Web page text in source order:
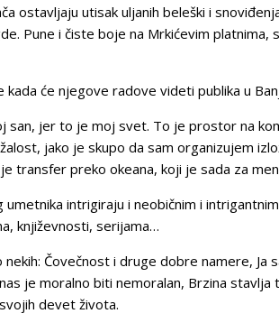
ostavljaju utisak uljanih beleški i
Pune i čiste boje na Mrkićevim platnima,
kada će njegove radove videti publika u
san, jer to je moj svet. To je prostor na
jako je skupo da sam organizujem
transfer preko okeana, koji je sada za
umetnika intrigiraju i neobičnim i
književnosti, serijama…
nekih: Čovečnost i druge dobre namere,
je moralno biti nemoralan, Brzina stavlja
devet života.